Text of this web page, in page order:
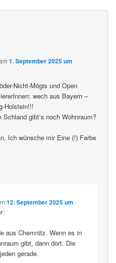
1. September 2025 um
Nicht-Mögis und Open
wech aus Bayern –
Holstein!!!
Schland gibt’s noch Wohnraum?
Ich wünsche mir Eine (!) Farbe
12. September 2025 um
:
aus Chemnitz. Wenn es in
gibt, dann dort. Die
gerade.